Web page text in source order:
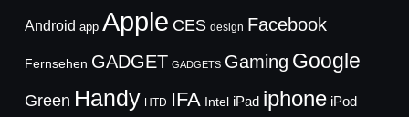
Android app Apple CES design Facebook
Fernsehen GADGET GADGETS Gaming Google
Green Handy HTD IFA Intel iPad iphone iPod